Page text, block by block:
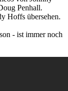
Penhall.
Hoffs übersehen.
- ist immer noch